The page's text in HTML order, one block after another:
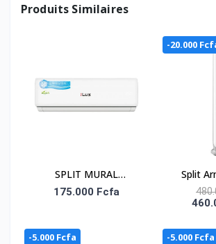
Produits Similaires
SPLIT MURAL
INVERTER 1.5 CV ILUX
175.000 Fcfa
-20.000
Split
ATL-
-5.000 Fcfa -5.000 Fcfa